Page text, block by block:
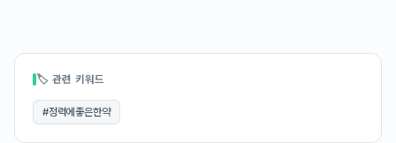
🏷 관련 키워드
#정력에좋은한약